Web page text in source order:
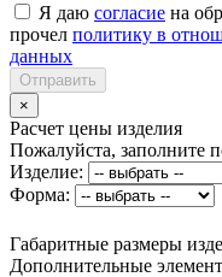
Я даю согласие на
прочел политику в
данных
Отправить
×
Расчет цены изделия
Пожалуйста, заполните
Изделие:
Форма:
Габаритные размеры
Дополнительные